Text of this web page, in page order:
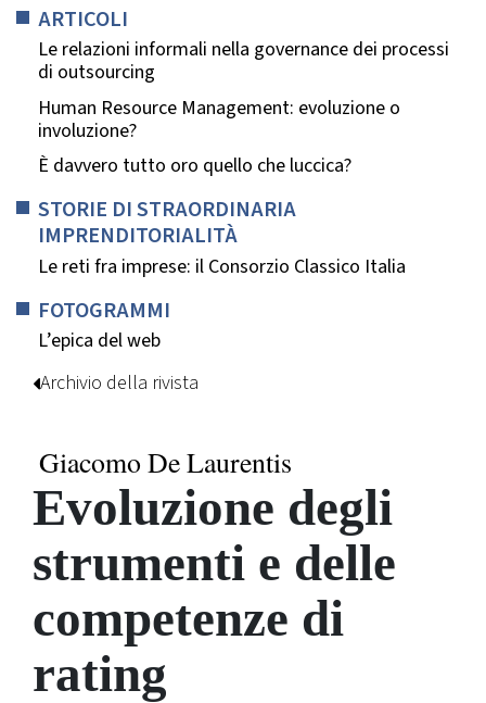
ARTICOLI
Le relazioni informali nella governance dei processi
di outsourcing
Human Resource Management: evoluzione o
involuzione?
È davvero tutto oro quello che luccica?
STORIE DI STRAORDINARIA
IMPRENDITORIALITÀ
Le reti fra imprese: il Consorzio Classico Italia
FOTOGRAMMI
L’epica del web
Archivio della rivista
Giacomo De Laurentis
Evoluzione degli
strumenti e delle
competenze di
rating